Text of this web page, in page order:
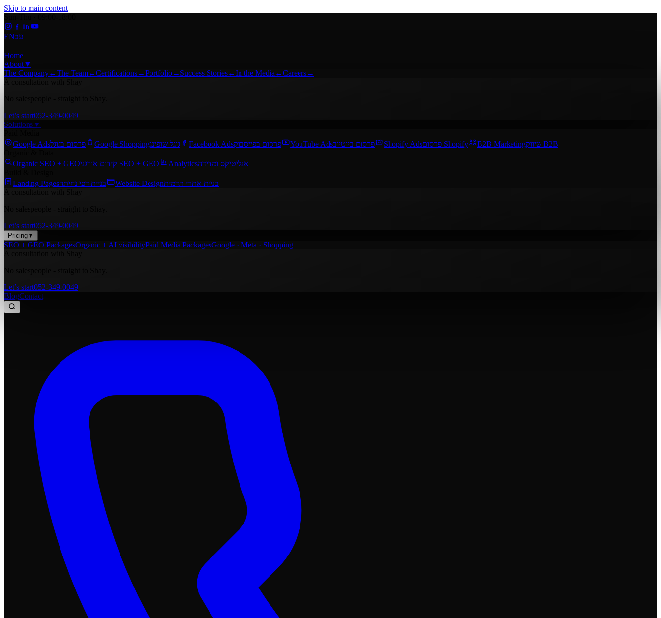
Skip to main content
ENעב
Home
About▼
The Company←The Team←Certifications←Portfolio← Success Stories←In the Media ←Careers←
Let’s start052-349-0049
Solutions▼
Google Adsפרסום בגוגל Google Shoppingגוגל שופינג Facebook Adsפרסום בפייסבוק YouTube Adsפרסום ביוטיוב Shopify Ads פרסום Shopify B2B Marketing
שיווק B2B
Organic SEO + GEO
קידום אורגני SEO + GEO Analyticsאנליטיקס ומדידה
Landing Pagesבניית דפי נחיתה Website Designבניית אתרי תדמית
Let’s start052-349-0049
Pricing ▼
SEO + GEO PackagesOrganic + AI visibilityPaid Media PackagesGoogle · Meta · Shopping
Let’s start052-349-0049
BlogContact